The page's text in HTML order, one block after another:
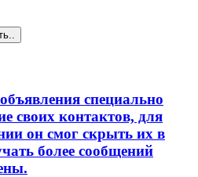
специально
своих контактов, для
он смог скрыть их в
более сообщений